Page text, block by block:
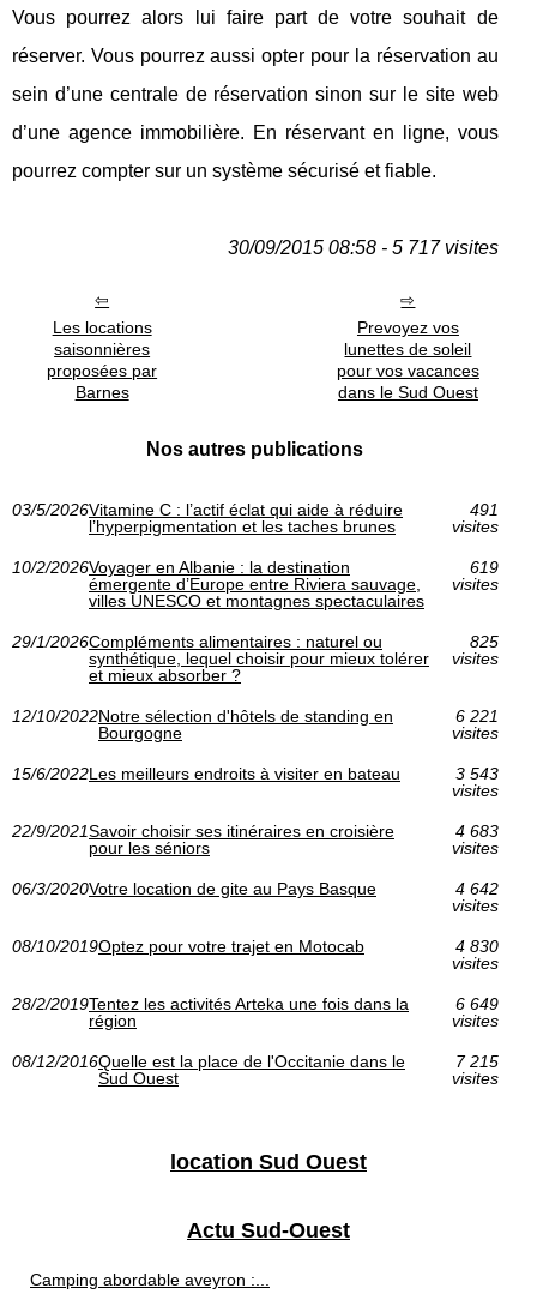
Vous pourrez alors lui faire part de votre souhait de
réserver. Vous pourrez aussi opter pour la réservation au
sein d’une centrale de réservation sinon sur le site web
d’une agence immobilière. En réservant en ligne, vous
pourrez compter sur un système sécurisé et fiable.
30/09/2015 08:58 - 5 717 visites
Les locations
saisonnières
proposées par
Barnes
Prevoyez vos
lunettes de soleil
pour vos vacances
dans le Sud Ouest
Nos autres publications
03/5/2026Vitamine C : l’actif éclat qui aide à réduire
l’hyperpigmentation et les taches brunes
491
visites
10/2/2026Voyager en Albanie : la destination
émergente d’Europe entre Riviera sauvage,
villes UNESCO et montagnes spectaculaires
619
visites
29/1/2026Compléments alimentaires : naturel ou
synthétique, lequel choisir pour mieux tolérer
et mieux absorber ?
825
visites
12/10/2022Notre sélection d'hôtels de standing en
Bourgogne
6 221
visites
15/6/2022Les meilleurs endroits à visiter en bateau
3 543
visites
22/9/2021Savoir choisir ses itinéraires en croisière
pour les séniors
4 683
visites
06/3/2020Votre location de gite au Pays Basque
4 642
visites
08/10/2019Optez pour votre trajet en Motocab
4 830
visites
28/2/2019Tentez les activités Arteka une fois dans la
région
6 649
visites
08/12/2016Quelle est la place de l'Occitanie dans le
Sud Ouest
7 215
visites
location Sud Ouest
Actu Sud-Ouest
Camping abordable aveyron :...